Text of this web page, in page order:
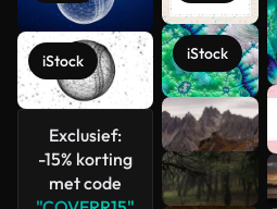
iStock
Exclusief:
-15% korting
met code
iStock